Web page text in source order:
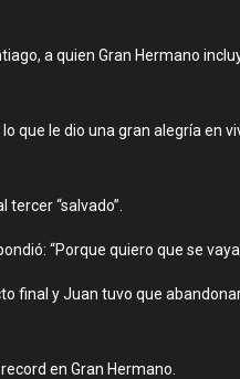
a quien Gran Hermano
que le dio una gran alegría en
“salvado”.
“Porque quiero que se vaya
final y Juan tuvo que
en Gran Hermano.